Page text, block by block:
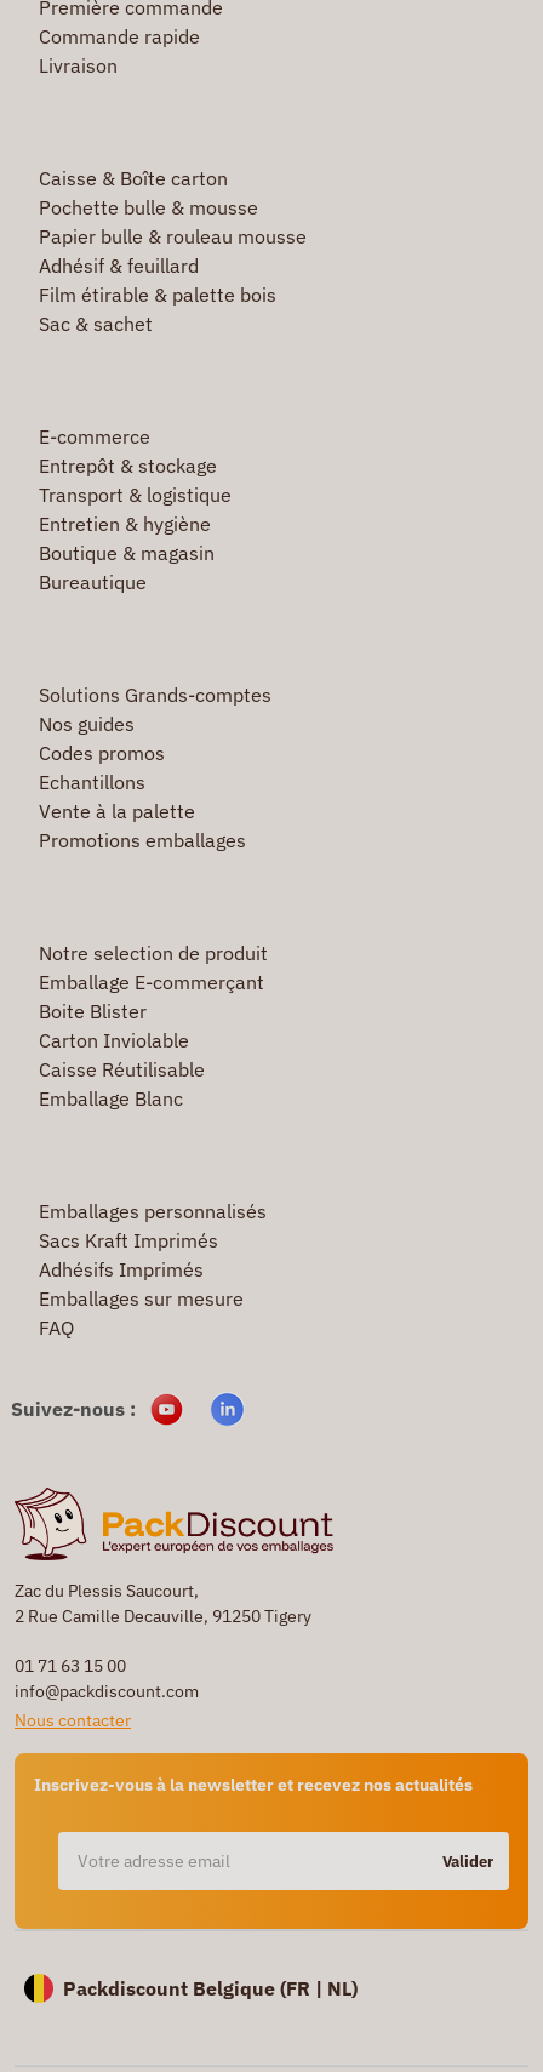
Zac du Plessis Saucourt,
2 Rue Camille Decauville, 91250 Tigery
01 71 63 15 00
info@packdiscount.com
Nous contacter
Inscrivez-vous à la newsletter et recevez nos actualités
Valider
Première commande
Commande rapide
Livraison
Caisse & Boîte carton
Pochette bulle & mousse
Papier bulle & rouleau mousse
Adhésif & feuillard
Film étirable & palette bois
Sac & sachet
E-commerce
Entrepôt & stockage
Transport & logistique
Entretien & hygiène
Boutique & magasin
Bureautique
Solutions Grands-comptes
Nos guides
Codes promos
Echantillons
Vente à la palette
Promotions emballages
Notre selection de produit
Emballage E-commerçant
Boite Blister
Carton Inviolable
Caisse Réutilisable
Emballage Blanc
Emballages personnalisés
Sacs Kraft Imprimés
Adhésifs Imprimés
Emballages sur mesure
FAQ
Suivez-nous :
Packdiscount Belgique (FR | NL)